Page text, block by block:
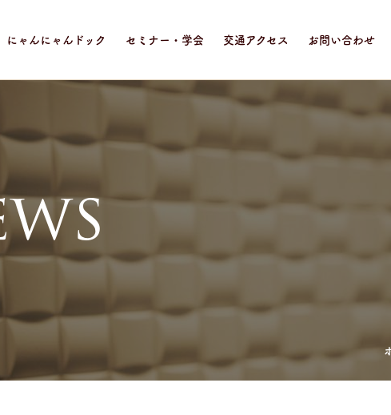
にゃんにゃんドック セミナー・学会 交通アクセス お問い合わせ
ws